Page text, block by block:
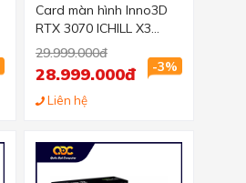
Card màn hình Inno3D
RTX 3070 ICHILL X3
(8GB GDDR6, 256-bit,
HDMI+DP, 2x8-pin)
29.999.000đ
-3%
28.999.000đ
Liên hệ